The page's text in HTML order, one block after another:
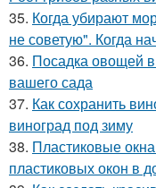
35. Когда убирают
не советую". Когда
36. Посадка овощей
вашего сада
37. Как сохранить
виноград под зиму
38. Пластиковые
пластиковых окон в